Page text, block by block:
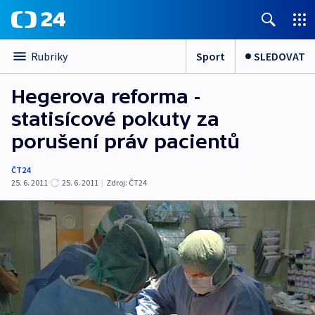
Rubriky Sport SLEDOVAT
Hegerova reforma -
statisícové pokuty za
porušení práv pacientů
ČT24
25. 6. 2011
25. 6. 2011 | Zdroj: ČT24